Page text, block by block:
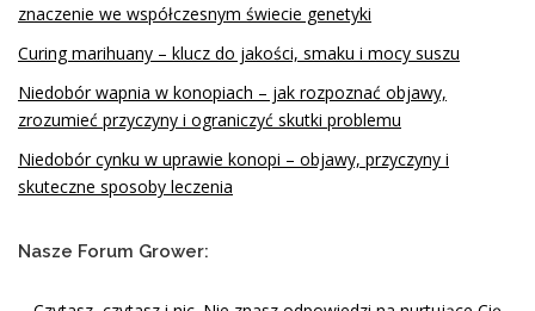
znaczenie we współczesnym świecie genetyki
Curing marihuany – klucz do jakości, smaku i mocy suszu
Niedobór wapnia w konopiach – jak rozpoznać objawy,
zrozumieć przyczyny i ograniczyć skutki problemu
Niedobór cynku w uprawie konopi – objawy, przyczyny i
skuteczne sposoby leczenia
Nasze Forum Grower: